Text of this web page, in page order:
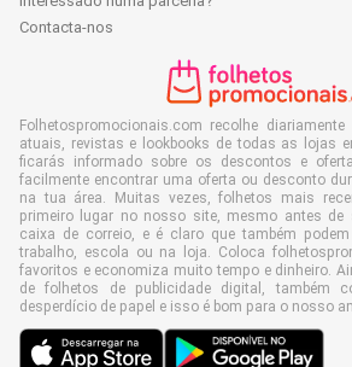
Contacta-nos
Folhetospromocionais.com recolhe
atuais, revistas e lookbooks de todas as lojas
ficarás informado sobre os descontos e
facilmente encontrar uma oferta ou desconto
na tua área. Muitas vezes, folhetos mais
primeiro lugar no nosso site, mesmo antes de
caixa de correio, e é claro que também
trabalho, escola ou na loja. Coloca
favoritos e economiza muito tempo e dinheiro.
de folhetos de publicidade digital, também
desperdício de papel e isso é bom para o nosso